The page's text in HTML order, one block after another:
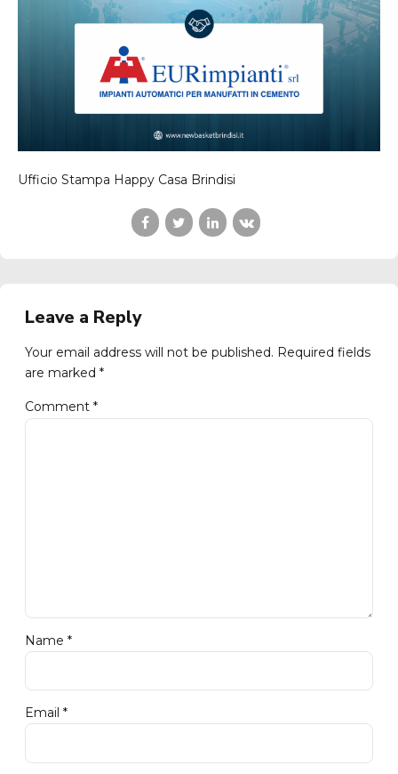
Ufficio Stampa Happy Casa Brindisi
Leave a Reply
Your email address will not be published. Required fields
are marked *
Comment *
Name *
Email *